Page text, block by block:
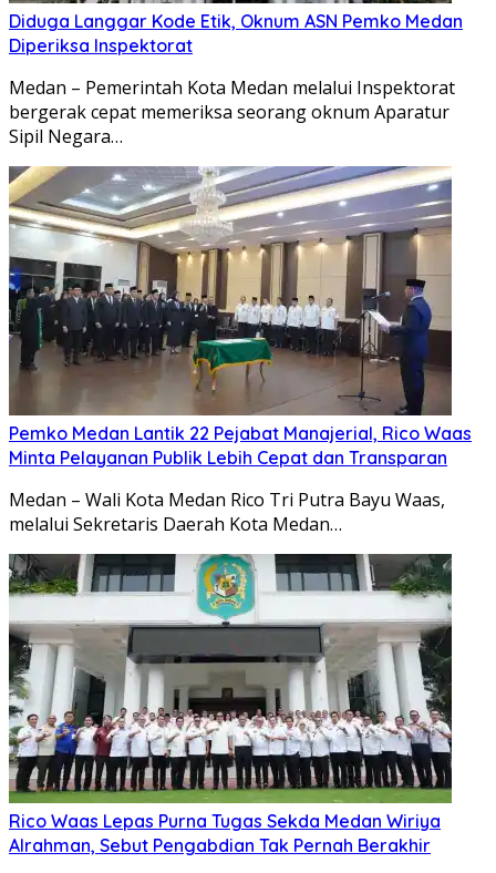
Diduga Langgar Kode Etik, Oknum ASN Pemko Medan
Diperiksa Inspektorat
Medan – Pemerintah Kota Medan melalui Inspektorat
bergerak cepat memeriksa seorang oknum Aparatur
Sipil Negara…
Pemko Medan Lantik 22 Pejabat Manajerial, Rico Waas
Minta Pelayanan Publik Lebih Cepat dan Transparan
Medan – Wali Kota Medan Rico Tri Putra Bayu Waas,
melalui Sekretaris Daerah Kota Medan…
Rico Waas Lepas Purna Tugas Sekda Medan Wiriya
Alrahman, Sebut Pengabdian Tak Pernah Berakhir